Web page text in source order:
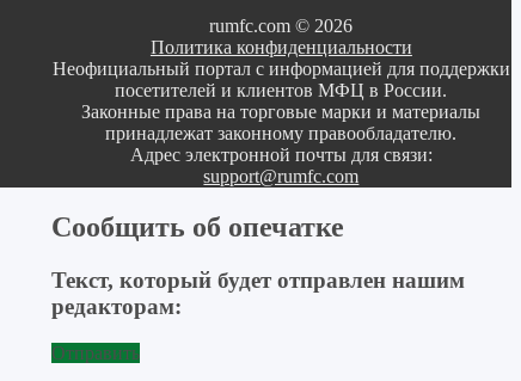
rumfc.com © 2026
Политика конфиденциальности
Неофициальный портал с информацией для поддержки
посетителей и клиентов МФЦ в России.
Законные права на торговые марки и материалы
принадлежат законному правообладателю.
Адрес электронной почты для связи:
support@rumfc.com
Сообщить об опечатке
Текст, который будет отправлен нашим
редакторам:
Отправить